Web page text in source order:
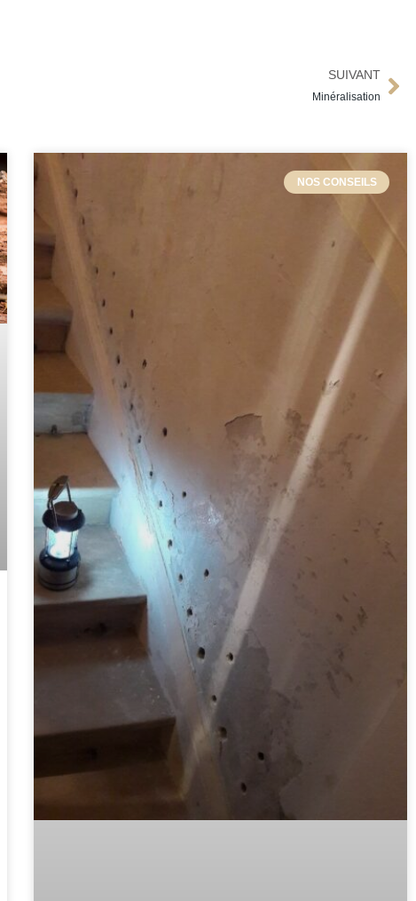
SUIVANT
Minéralisation
NOS CONSEILS